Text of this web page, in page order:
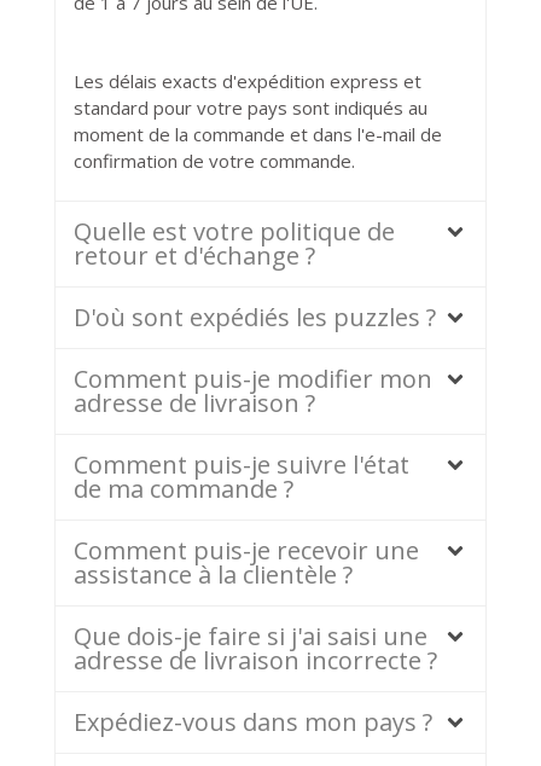
Les délais exacts d'expédition express et
standard pour votre pays sont indiqués au
moment de la commande et dans l'e-mail de
confirmation de votre commande.
Quelle est votre politique de
retour et d'échange ?
D'où sont expédiés les puzzles ?
Comment puis-je modifier mon
adresse de livraison ?
Comment puis-je suivre l'état
de ma commande ?
Comment puis-je recevoir une
assistance à la clientèle ?
Que dois-je faire si j'ai saisi une
adresse de livraison incorrecte ?
Expédiez-vous dans mon pays ?